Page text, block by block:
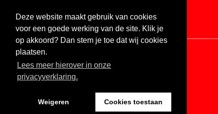
Deze website maakt gebruik van cookies
voor een goede werking van de site. Klik je
op akkoord? Dan stem je toe dat wij cookies
plaatsen.
Lees meer hierover in onze
privacyverklaring.
Weigeren Cookies toestaan
Contact Vacatures ANBI
Digitale toegankelijkheid